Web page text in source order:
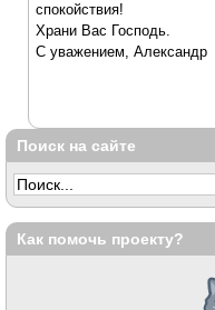
спокойствия!
Храни Вас Господь.
С уважением, Александр
Поиск на сайте
Как помочь проекту?